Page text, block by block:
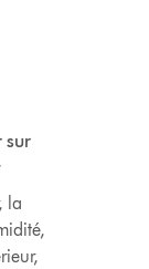
sur
la